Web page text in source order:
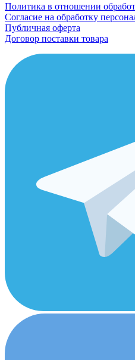
Политика в отношении
Согласие на обработку
Публичная оферта
Договор поставки товара